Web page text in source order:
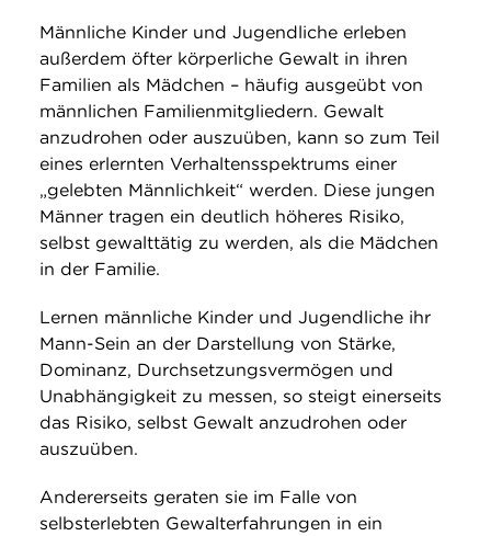
Männliche Kinder und Jugendliche erleben
außerdem öfter körperliche Gewalt in ihren
Familien als Mädchen – häufig ausgeübt von
männlichen Familienmitgliedern. Gewalt
anzudrohen oder auszuüben, kann so zum Teil
eines erlernten Verhaltensspektrums einer
„gelebten Männlichkeit“ werden. Diese jungen
Männer tragen ein deutlich höheres Risiko,
selbst gewalttätig zu werden, als die Mädchen
in der Familie.
Lernen männliche Kinder und Jugendliche ihr
Mann-Sein an der Darstellung von Stärke,
Dominanz, Durchsetzungsvermögen und
Unabhängigkeit zu messen, so steigt einerseits
das Risiko, selbst Gewalt anzudrohen oder
auszuüben.
Andererseits geraten sie im Falle von
selbsterlebten Gewalterfahrungen in ein